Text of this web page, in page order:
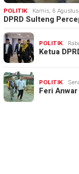
POLITIK Kamis, 6
DPRD Sulteng
POLITIK
Ketua
POLITIK
Feri